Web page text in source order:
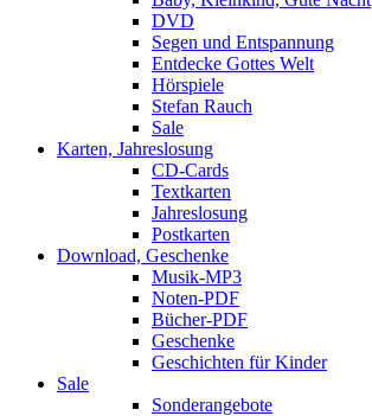
DVD
Segen und Entspannung
Entdecke Gottes Welt
Hörspiele
Stefan Rauch
Sale
Karten, Jahreslosung
CD-Cards
Textkarten
Jahreslosung
Postkarten
Download, Geschenke
Musik-MP3
Noten-PDF
Bücher-PDF
Geschenke
Geschichten für Kinder
Sale
Sonderangebote